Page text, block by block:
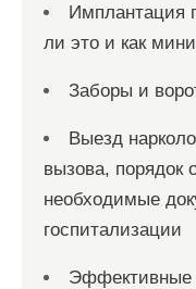
Имплантация
ли это и как
Заборы и
Выезд
вызова, порядок
необходимые
госпитализации
Эффективные